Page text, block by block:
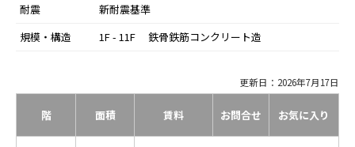
耐震
新耐震基準
規模・構造
1F - 11F 鉄骨鉄筋コンクリート造
更新日：2026年7月17日
階 面積 賃料 お問合せ お気に入り